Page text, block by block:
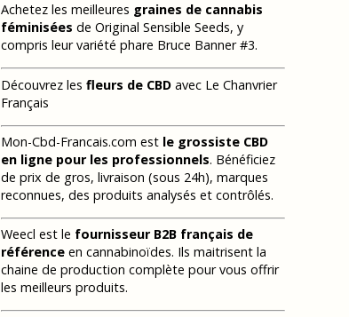
Achetez les meilleures graines de cannabis
féminisées de Original Sensible Seeds, y
compris leur variété phare Bruce Banner #3.
Découvrez les fleurs de CBD avec Le Chanvrier
Français
Mon-Cbd-Francais.com est le grossiste CBD
en ligne pour les professionnels. Bénéficiez
de prix de gros, livraison (sous 24h), marques
reconnues, des produits analysés et contrôlés.
Weecl est le fournisseur B2B français de
référence en cannabinoïdes. Ils maitrisent la
chaine de production complète pour vous offrir
les meilleurs produits.